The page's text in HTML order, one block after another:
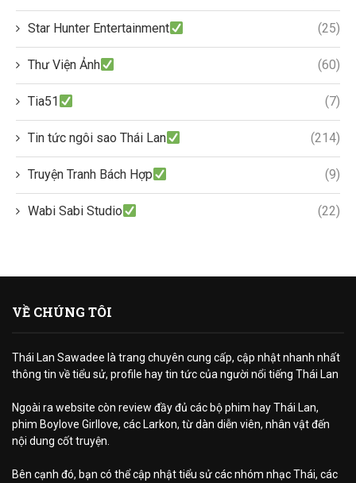
Star Hunter Entertainment (25)
Thư Viện Ảnh (60)
Tia51 (7)
Tin tức ngôi sao Thái Lan (214)
Truyện Tranh Bách Hợp (9)
Wabi Sabi Studio (22)
VỀ CHÚNG TÔI
Thái Lan Sawadee là trang chuyên cung cấp, cập nhật nhanh nhất
thông tin về tiểu sử, profile hay tin tức của người nổi tiếng Thái Lan
Ngoài ra website còn review đầy đủ các bộ phim hay Thái Lan,
phim Boylove Girllove, các Larkon, từ dàn diễn viên, nhân vật đến
nội dung cốt truyện.
Bên cạnh đó, bạn có thể cập nhật tiểu sử các nhóm nhạc Thái, các